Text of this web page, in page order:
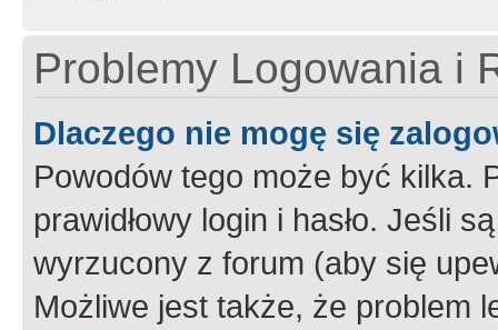
Problemy Logowania i
Dlaczego nie mogę się
Powodów tego może być kilka.
prawidłowy login i hasło. Jeśli
wyrzucony z forum (aby się
Możliwe jest także, że problem